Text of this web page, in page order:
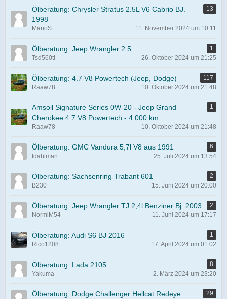
Ölberatung: Chrysler Stratus 2.5L V6 Cabrio BJ.
1998
13
MarioS 11. November 2024 um 10:11
Ölberatung: Jeep Wrangler 2.5
1
Tsd560ti
26. Oktober 2024 um 21:25
Ölberatung: 4.7 V8 Powertech (Jeep, Dodge)
117
Raaw78
10. Oktober 2024 um 21:48
Amsoil Signature Series 0W-20 - Jeep Grand
Cherokee 4.7 V8 Powertech - 4.000 km
1
Raaw78 10. Oktober 2024 um 21:48
Ölberatung: GMC Vandura 5,7l V8 aus 1991
6
fdahlman
25. Juli 2024 um 13:54
Ölberatung: Sachsenring Trabant 601
2
B230
15. Juni 2024 um 20:00
Ölberatung: Jeep Wrangler TJ 2,4l Benziner Bj. 2003
2
NormiM54
11. Juni 2024 um 17:17
Ölberatung: Audi S6 BJ 2016
1
Rico1208
17. April 2024 um 01:02
Ölberatung: Lada 2105
8
Yakuma
2. März 2024 um 23:20
Ölberatung: Dodge Challenger Hellcat Redeye
29